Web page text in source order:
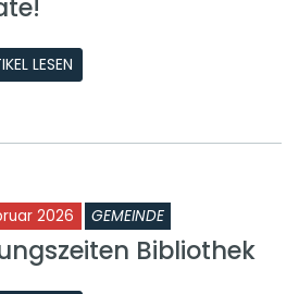
LESEN
2026 GEMEINDE
Bibliothek